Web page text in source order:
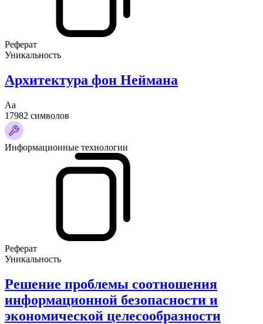
Реферат
Уникальность
Архитектура фон Неймана
Аа
17982 символов
Информационные технологии
Реферат
Уникальность
Решение проблемы соотношения
информационной безопасности и
экономической целесообразности